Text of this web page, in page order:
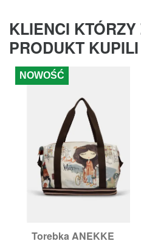
KLIENCI
PRODUKT
Torebka ANEKKE
NOWOŚĆ